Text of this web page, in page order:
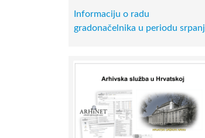
Informaciju o radu
gradonačelnika u periodu srpanj